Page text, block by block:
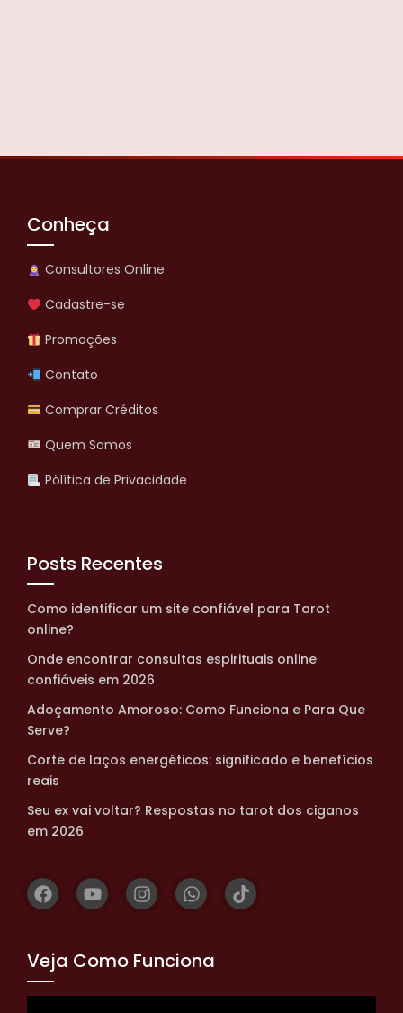
Conheça
Consultores Online
Cadastre-se
Promoções
Contato
Comprar Créditos
Quem Somos
Pólítica de Privacidade
Posts Recentes
Como identificar um site confiável para Tarot
online?
Onde encontrar consultas espirituais online
confiáveis em 2026
Adoçamento Amoroso: Como Funciona e Para Que
Serve?
Corte de laços energéticos: significado e benefícios
reais
Seu ex vai voltar? Respostas no tarot dos ciganos
em 2026
Veja Como Funciona